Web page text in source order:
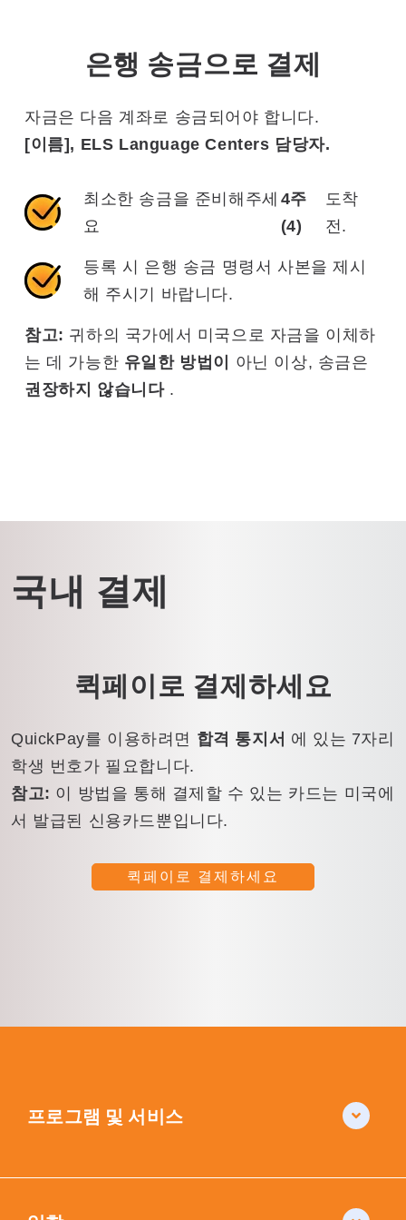
은행 송금으로 결제
자금은 다음 계좌로 송금되어야 합니다.
[이름], ELS Language Centers 담당자.
최소한 송금을 준비해주세
요
4주
(4)
도착
전.
등록 시 은행 송금 명령서 사본을 제시
해 주시기 바랍니다.
참고: 귀하의 국가에서 미국으로 자금을 이체하
는 데 가능한 유일한 방법이
아닌 이상, 송금은
권장하지 않습니다.
국내 결제
퀵페이로 결제하세요
QuickPay를 이용하려면 합격 통지서 에 있는 7자리
학생 번호가 필요합니다.
참고: 이 방법을 통해 결제할 수 있는 카드는 미국에
서 발급된 신용카드뿐입니다.
퀵페이로 결제하세요
프로그램 및 서비스